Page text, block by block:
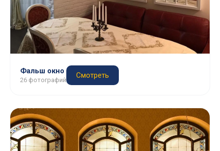
Фальш окно
26 фотографий
Смотреть